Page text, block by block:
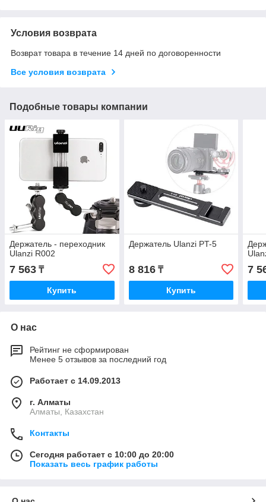
Условия возврата
Возврат товара в течение 14 дней по договоренности
Все условия возврата
Подобные товары компании
Держатель - переходник
Ulanzi R002
7 563 ₸
Купить
Держатель Ulanzi PT-5
8 816₸
Купить
7
О нас
Рейтинг не сформирован
Менее 5 отзывов за последний год
Работает с 14.09.2013
г. Алматы
Алматы, Казахстан
Контакты
Сегодня работает с 10:00 до 20:00
Показать весь график работы